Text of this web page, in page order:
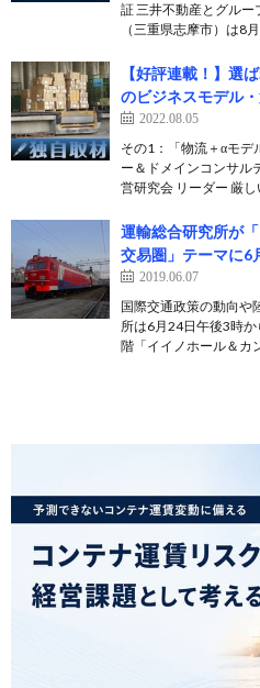
証 三井不動産とグルー
（三重県志摩市）は8
【好評連載！】選
のビジネスモデル
2022.08.05
その1：「物流＋αモデ
ー＆ドメインコンサル
営研究会 リーダー 厳
運輸総合研究所が
交易圏」テーマに6
2019.06.07
国際交通政策の動向や
所は6月24日午後3時
階「イイノホール＆カ